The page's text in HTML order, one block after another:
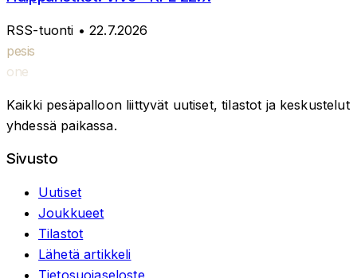
RSS-tuonti • 22.7.2026
pesis
one
Kaikki pesäpalloon liittyvät uutiset, tilastot ja keskustelut
yhdessä paikassa.
Sivusto
Uutiset
Joukkueet
Tilastot
Lähetä artikkeli